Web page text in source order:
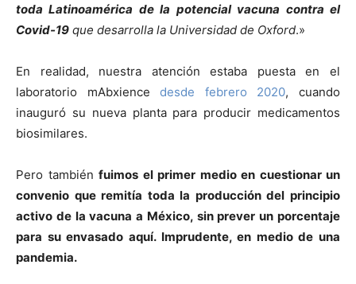
toda Latinoamérica de la potencial vacuna contra el
Covid-19 que desarrolla la Universidad de Oxford.»
En realidad, nuestra atención estaba puesta en el
laboratorio mAbxiencedesde febrero 2020, cuando
inauguró su nueva planta para producir medicamentos
biosimilares.
Pero también fuimos el primer medio en cuestionar un
convenio que remitía toda la producción del principio
activo de la vacuna a México, sin prever un porcentaje
para su envasado aquí. Imprudente, en medio de una
pandemia.